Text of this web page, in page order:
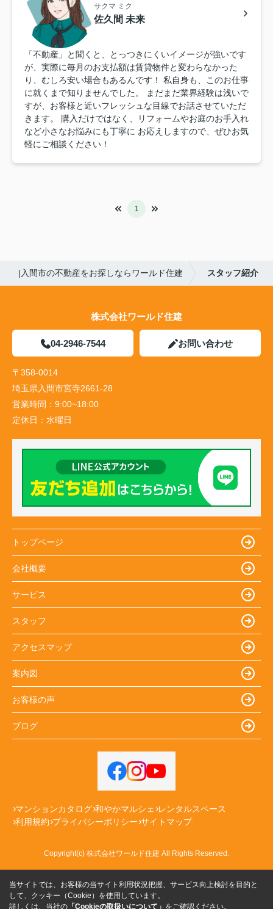
サクマ ミク
佐久間 未来
「不動産」と聞くと、とっつきにくいイメージが強いです
が、実際に毎月のお支払額は賃貸物件と変わらなかった
り、むしろ安い場合もあるんです！ 私自身も、このお仕事
に就くまで知りませんでした。 まだまだ業界経験は浅いで
すが、お客様と近いフレッシュな目線でお話させていただ
きます。 購入だけではなく、リフォームやお庭のお手入れ
など小さなお悩みにも丁寧に お応えしますので、ぜひお気
軽にご相談ください！
1
|入間市の不動産をお探しならワールド住建 スタッフ紹介
株式会社ワールド住建
04-2946-7544 お問い合わせ
〒358-0014
埼玉県入間市宮寺2661-28
営業時間： 9:00~18:00
定休日： 水曜日
トップページ
会社概要
サービス
スタッフ
アクセスマップ
案内図
お客様の声
ブログ
マンションカタログ 和やかマルシェ レンタルスペース
利用規約 プライバシーポリシー サイトマップ
Copyright(c) 株式会社ワールド住建 All Rights Reserved.
当サイトでは、お客様の当サイト利用状況把握、サービス向上検討を目的と
して、クッキー（Cookie）を使用しています。
詳しくは、当社の 「Cookieの取扱いについて」 をご確認ください。